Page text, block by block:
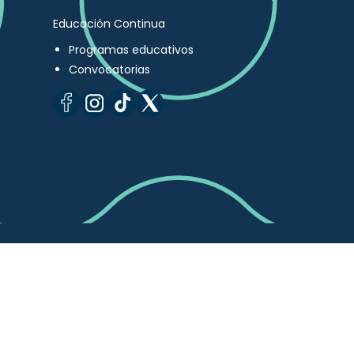
Educación Continua
Programas educativos
Convocatorias